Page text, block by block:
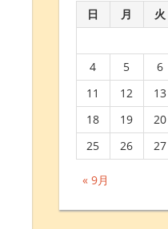
日 月 火
« 9月
4
5 6
11
12 13
18
19 20
25
26 27